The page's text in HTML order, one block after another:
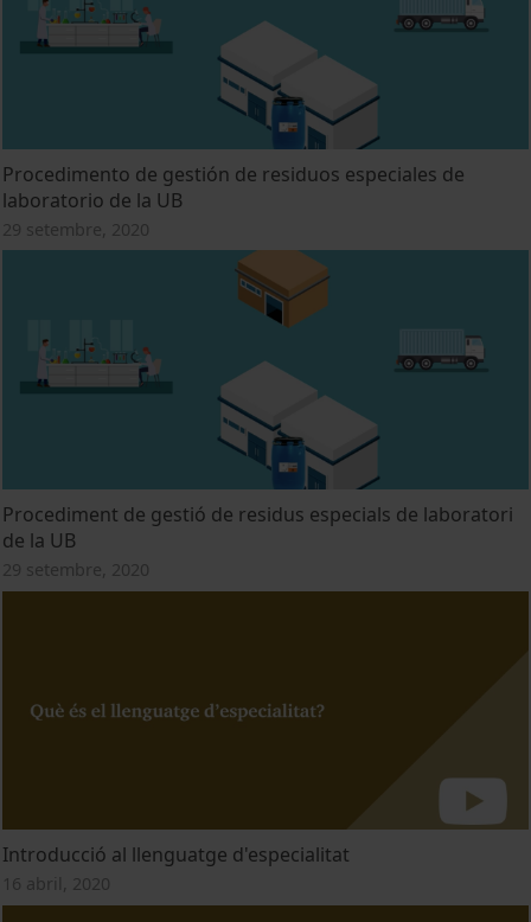
Procedimento de gestión de residuos especiales de
laboratorio de la UB
29 setembre, 2020
Procediment de gestió de residus especials de laboratori
de la UB
29 setembre, 2020
Introducció al llenguatge d'especialitat
16 abril, 2020